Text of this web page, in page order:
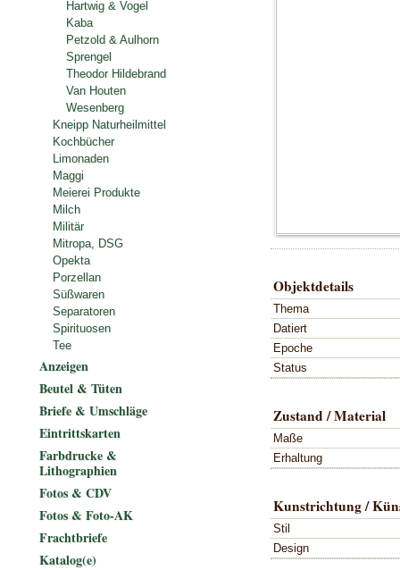
Objektdetails
Thema
Datiert
Epoche
Status
Zustand / Material
Maße
Erhaltung
Kunstrichtung /
Stil
Design
Hartwig & Vogel
Kaba
Petzold & Aulhorn
Sprengel
Theodor Hildebrand
Van Houten
Wesenberg
Kneipp Naturheilmittel
Kochbücher
Limonaden
Maggi
Meierei Produkte
Milch
Militär
Mitropa, DSG
Opekta
Porzellan
Süßwaren
Separatoren
Spirituosen
Tee
Anzeigen
Beutel & Tüten
Briefe & Umschläge
Eintrittskarten
Farbdrucke &
Lithographien
Fotos & CDV
Fotos & Foto-AK
Frachtbriefe
Katalog(e)